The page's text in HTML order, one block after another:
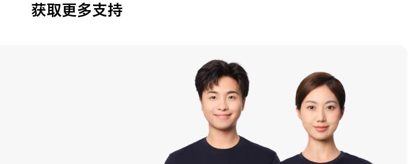
获取更多支持